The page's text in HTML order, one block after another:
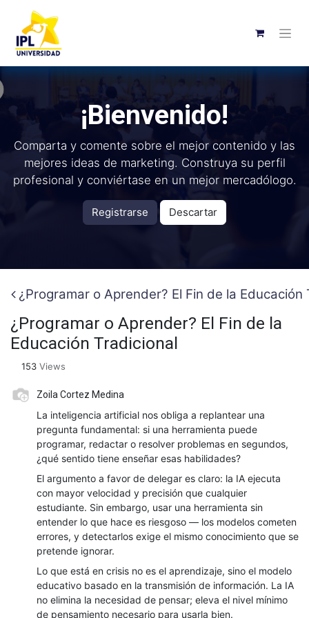
¡Bienvenido!
Comparta y comente sobre el mejor contenido y las
mejores ideas de marketing. Construya su perfil
profesional y conviértase en un mejor mercadólogo.
Registrarse Descartar
¿Programar o Aprender? El Fin de la Educación
¿Programar o Aprender? El Fin de la
Educación Tradicional
153 Views
Zoila Cortez Medina
La inteligencia artificial nos obliga a replantear una
pregunta fundamental: si una herramienta puede
programar, redactar o resolver problemas en segundos,
¿qué sentido tiene enseñar esas habilidades?
El argumento a favor de delegar es claro: la IA ejecuta
con mayor velocidad y precisión que cualquier
estudiante. Sin embargo, usar una herramienta sin
entender lo que hace es riesgoso — los modelos cometen
errores, y detectarlos exige el mismo conocimiento que se
pretende ignorar.
Lo que está en crisis no es el aprendizaje, sino el modelo
educativo basado en la transmisión de información. La IA
no elimina la necesidad de pensar; eleva el nivel mínimo
de pensamiento necesario para usarla bien.